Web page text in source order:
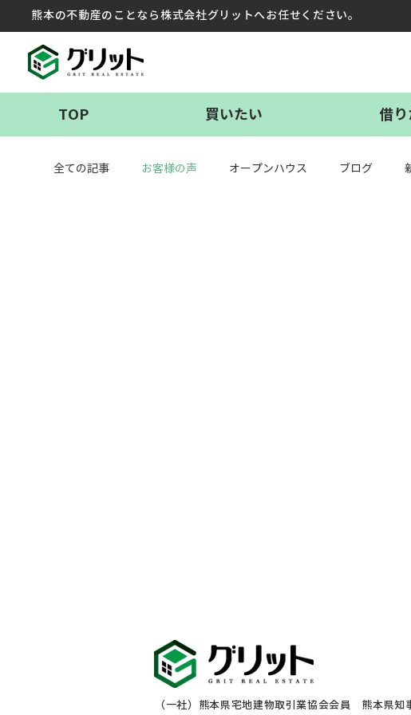
熊本の不動産のことなら株式会社グリットへお任せください。
TOP 買いたい 借り
全ての記事 お客様の声 オープンハウス ブログ
（一社）熊本県宅地建物取引業協会会員 熊本県知